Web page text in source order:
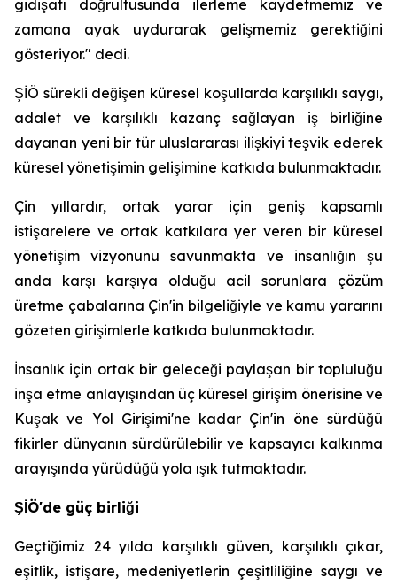
gidişatı doğrultusunda ilerleme kaydetmemiz ve
zamana ayak uydurarak gelişmemiz gerektiğini
gösteriyor." dedi.
ŞİÖ sürekli değişen küresel koşullarda karşılıklı saygı,
adalet ve karşılıklı kazanç sağlayan iş birliğine
dayanan yeni bir tür uluslararası ilişkiyi teşvik ederek
küresel yönetişimin gelişimine katkıda bulunmaktadır.
Çin yıllardır, ortak yarar için geniş kapsamlı
istişarelere ve ortak katkılara yer veren bir küresel
yönetişim vizyonunu savunmakta ve insanlığın şu
anda karşı karşıya olduğu acil sorunlara çözüm
üretme çabalarına Çin'in bilgeliğiyle ve kamu yararını
gözeten girişimlerle katkıda bulunmaktadır.
İnsanlık için ortak bir geleceği paylaşan bir topluluğu
inşa etme anlayışından üç küresel girişim önerisine ve
Kuşak ve Yol Girişimi'ne kadar Çin'in öne sürdüğü
fikirler dünyanın sürdürülebilir ve kapsayıcı kalkınma
arayışında yürüdüğü yola ışık tutmaktadır.
ŞİÖ'de güç birliği
Geçtiğimiz 24 yılda karşılıklı güven, karşılıklı çıkar,
eşitlik, istişare, medeniyetlerin çeşitliliğine saygı ve